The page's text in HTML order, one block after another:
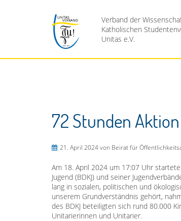
Verband der
Katholischen
Unitas e.V.
72 Stunden
21. April 2024von Beirat für
Am 18. April 2024 um 17:07 Uhr
Jugend (BDKJ) und seiner
lang in sozialen, politischen und
unserem Grundverständnis gehört,
des BDKJ beteiligten sich rund 80.000
Unitarierinnen und Unitarier.